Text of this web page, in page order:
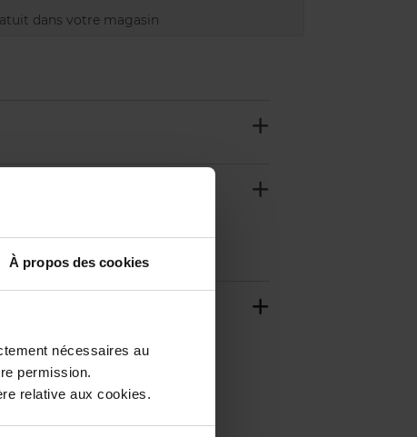
À propos des cookies
nécessaires au
permission.
relative aux cookies.
dans votre magasin